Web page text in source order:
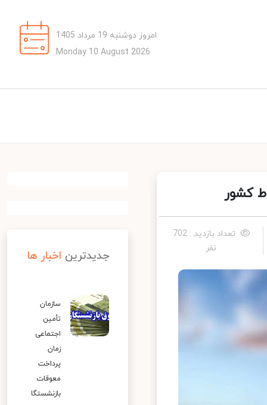
امروز دوشنبه 19 مرداد 1405
Monday 10 August 2026
تعداد بازدید : 702
نفر
جدیدترین اخبار ها
سازمان
تأمین
اجتماعی
زمان
پرداخت
معوقات
بازنشستگا